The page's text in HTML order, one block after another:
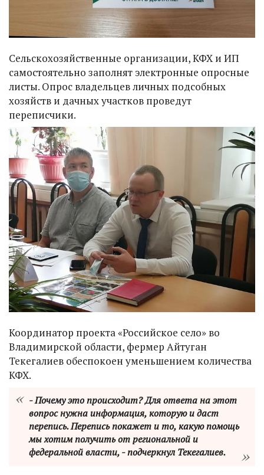
Сельскохозяйственные организации, КФХ и ИП
самостоятельно заполнят электронные опросные
листы. Опрос владельцев личных подсобных
хозяйств и дачных участков проведут
переписчики.
Координатор проекта «Российское село» во
Владимирской области, фермер Айтуган
Текегалиев обеспокоен уменьшением количества
КФХ.
- Почему это происходит? Для ответа на этот
вопрос нужна информация, которую и даст
перепись. Перепись покажет и то, какую помощь
мы хотим получить от региональной и
федеральной власти, - подчеркнул Текегалиев.